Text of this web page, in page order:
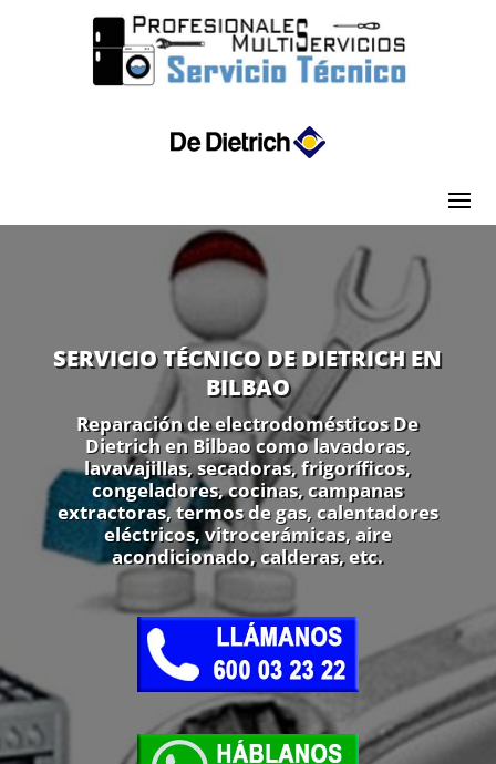
SERVICIO TÉCNICO DE DIETRICH EN
BILBAO
Reparación de electrodomésticos De
Dietrich en Bilbao como lavadoras,
lavavajillas, secadoras, frigoríficos,
congeladores, cocinas, campanas
extractoras, termos de gas, calentadores
eléctricos, vitrocerámicas, aire
acondicionado, calderas, etc.